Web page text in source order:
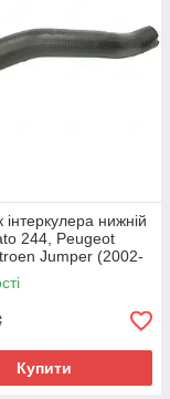
інтеркулера нижній
244, Peugeot
Jumper (2002-
59232015, 0382V3
Купити